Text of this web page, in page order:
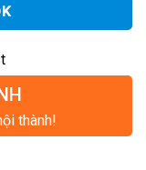
thành!